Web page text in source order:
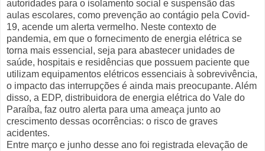
autoridades para o isolamento social e suspensão das
aulas escolares, como prevenção ao contágio pela Covid-
19, acende um alerta vermelho. Neste contexto de
pandemia, em que o fornecimento de energia elétrica se
torna mais essencial, seja para abastecer unidades de
saúde, hospitais e residências que possuem paciente que
utilizam equipamentos elétricos essenciais à sobrevivência,
o impacto das interrupções é ainda mais preocupante. Além
disso, a EDP, distribuidora de energia elétrica do Vale do
Paraíba, faz outro alerta para uma ameaça junto ao
crescimento dessas ocorrências: o risco de graves
acidentes.
Entre março e junho desse ano foi registrada elevação de